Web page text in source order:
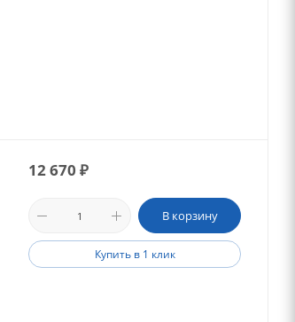
12 670 ₽
В корзину
Купить в 1 клик